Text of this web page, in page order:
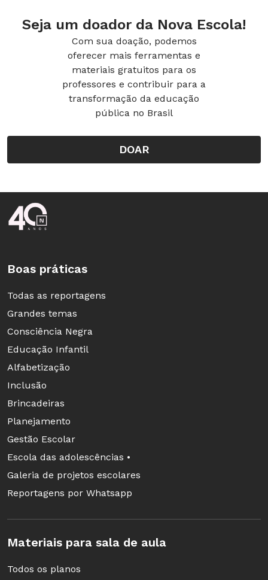
Seja um doador da Nova Escola!
Com sua doação, podemos
oferecer mais ferramentas e
materiais gratuitos para os
professores e contribuir para a
transformação da educação
pública no Brasil
DOAR
Rodapé da Nova Escola
Boas práticas
Todas as reportagens
Grandes temas
Consciência Negra
Educação Infantil
Alfabetização
Inclusão
Brincadeiras
Planejamento
Gestão Escolar
Escola das adolescências •
Galeria de projetos escolares
Reportagens por Whatsapp
Materiais para sala de aula
Todos os planos